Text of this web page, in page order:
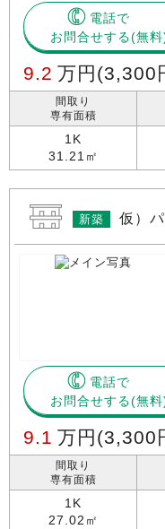
電話で
お問合せする
9.2 万円 (3,300
間取り
専有面積
1K
31.21㎡
新築 仮）
電話で
お問合せする
9.1 万円 (3,300
間取り
専有面積
1K
27.02㎡